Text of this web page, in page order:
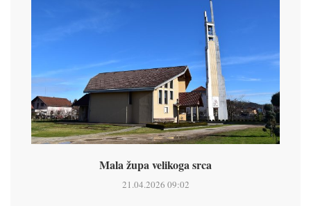
Mala župa velikoga srca
21.04.2026 09:02